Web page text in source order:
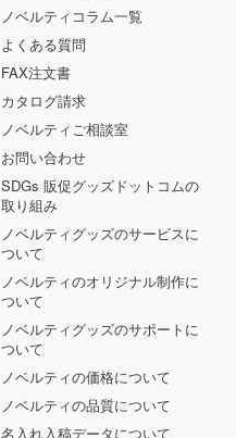
ノベルティコラム一覧
よくある質問
FAX注文書
カタログ請求
ノベルティご相談室
お問い合わせ
SDGs 販促グッズドットコムの
取り組み
ノベルティグッズのサービスに
ついて
ノベルティのオリジナル制作に
ついて
ノベルティグッズのサポートに
ついて
ノベルティの価格について
ノベルティの品質について
名入れ入稿データについて